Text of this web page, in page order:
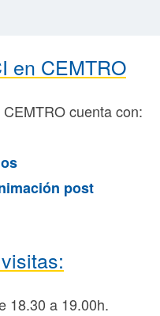
en CEMTRO
cuenta con:
post
18.30 a 19.00h.